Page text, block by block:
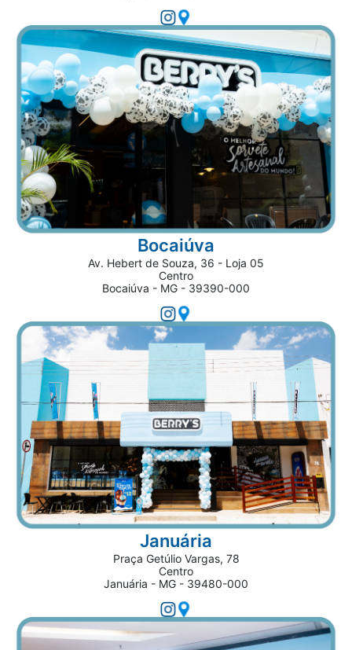
Bocaiúva
Av. Hebert de Souza, 36 - Loja 05
Centro
Bocaiúva - MG - 39390-000
Januária
Praça Getúlio Vargas, 78
Centro
Januária - MG - 39480-000